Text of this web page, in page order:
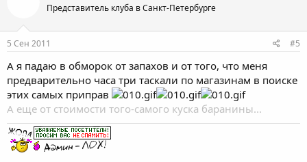
Представитель клуба в Санкт-Петербурге
5 Сен 2011 #5
А я падаю в обморок от запахов и от того, что меня
предварительно часа три таскали по магазинам в поиске
этих самых приправ
А еще от стоимости того-самого куска баранины...